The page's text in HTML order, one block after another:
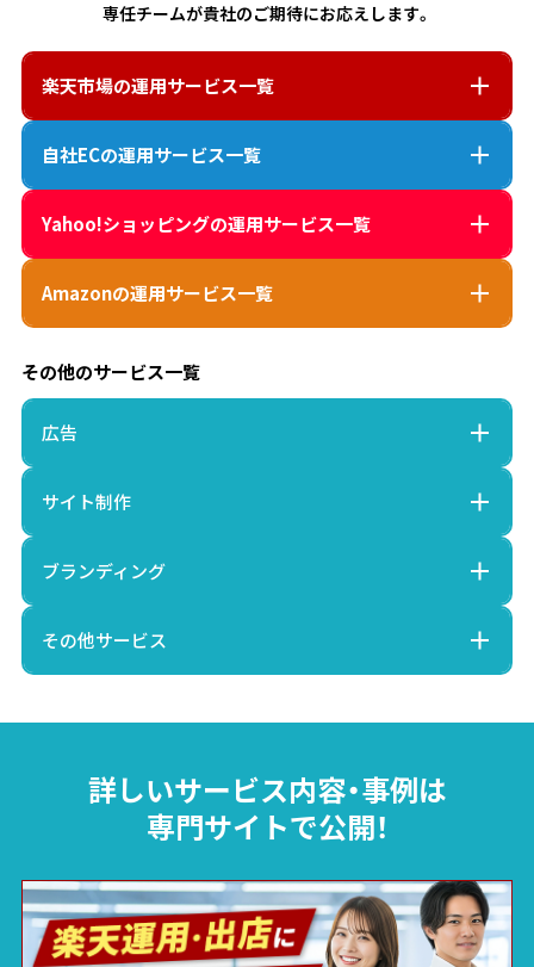
専任チームが貴社のご期待にお応えします。
楽天市場の運用サービス一覧
自社ECの運用サービス一覧
Yahoo!ショッピングの運用サービス一覧
Amazonの運用サービス一覧
その他のサービス一覧
広告
サイト制作
ブランディング
その他サービス
詳しいサービス内容・事例は
専門サイトで公開！